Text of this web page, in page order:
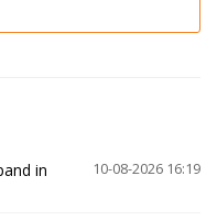
10-08-2026 16:19
in